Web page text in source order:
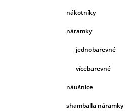
nákotníky
náramky
jednobarevné
vícebarevné
náušnice
shamballa náramky